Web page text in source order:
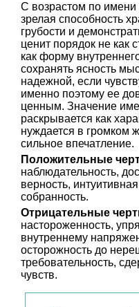
С возрастом по имени
зрелая способность
грубости и
ценит порядок не как
как форму
сохранять ясность
надежной, если
именно поэтому ее
ценным. Значение
раскрывается как
нуждается в громком
сильное впечатление.
Положительные
наблюдательность,
верность, интуитивная
собранность.
Отрицательные
настороженность,
внутреннему
осторожность до
требовательность,
чувств.